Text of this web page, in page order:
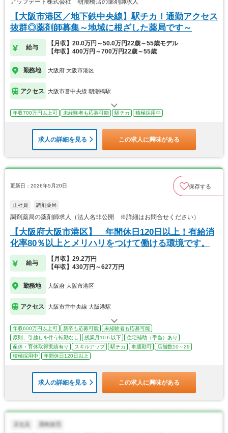
アップデート株式会社 朝潮橋店の薬剤師求人
【大阪市港区／地下鉄中央線】駅チカ！通勤アクセス
抜群◎薬剤師募集～地域に根ざした薬局です～
給与
【月収】20.0万円～50.0万円22歳～55歳モデル
【年収】400万円～700万円22歳～55歳
勤務地 大阪府 大阪市港区
アクセス 大阪市営中央線 朝潮橋駅
年収700万円以上可 未経験者も応募可能 駅チカ 積極採用中
求人の詳細を見る この求人に興味がある
更新日：2026年5月20日 保存する
正社員 調剤薬局
調剤薬局の薬剤師求人（法人名非公開 ※詳細はお問合せください）
【大阪府大阪市港区】 年間休日120日以上！有給消
化率80％以上とメリハリをつけて働ける環境です。
給与
【月収】29.2万円
【年収】430万円～627万円
勤務地 大阪府 大阪市港区
アクセス 大阪市営中央線 大阪港駅
年収600万円以上可 新卒も応募可能
未経験者も応募可能
原則、引越しを伴う転勤なし
残業月10ｈ以下
住宅補助（手当）あり
産休・育休取得実績有り
スキルアップ 駅チカ 車通勤可
店舗数10～29
積極採用中
年間休日120日以上
求人の詳細を見る この求人に興味がある